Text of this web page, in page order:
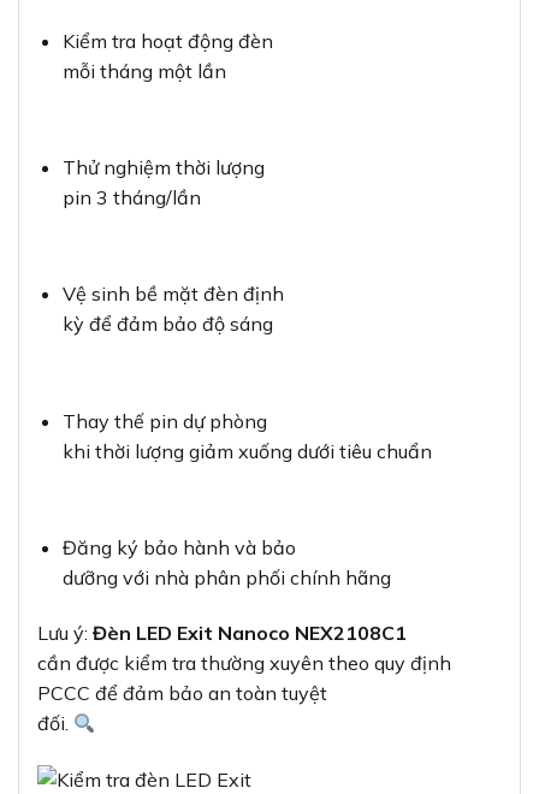
Kiểm tra hoạt động đèn
mỗi tháng một lần
Thử nghiệm thời lượng
pin 3 tháng/lần
Vệ sinh bề mặt đèn định
kỳ để đảm bảo độ sáng
Thay thế pin dự phòng
khi thời lượng giảm xuống dưới tiêu chuẩn
Đăng ký bảo hành và bảo
dưỡng với nhà phân phối chính hãng
Lưu ý: Đèn LED Exit Nanoco NEX2108C1
cần được kiểm tra thường xuyên theo quy định
PCCC để đảm bảo an toàn tuyệt
đối.